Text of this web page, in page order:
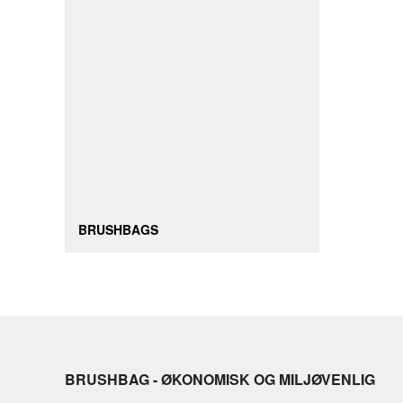
BRUSHBAGS
BRUSHBAG - ØKONOMISK OG MILJØVENLIG